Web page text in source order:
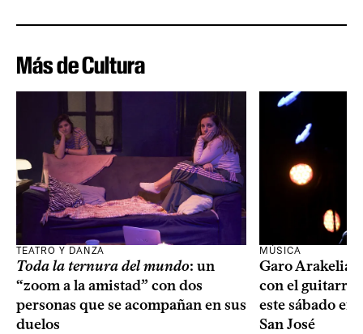
Más de Cultura
TEATRO Y DANZA
Toda la ternura del mundo: un
“zoom a la amistad” con dos
personas que se acompañan en sus
duelos
MÚSICA
Garo Arakelian
con el
este sábado en
San José